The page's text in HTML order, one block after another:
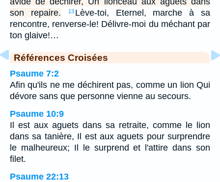
son repaire.
13 Lève-toi, Eternel, marche à sa
rencontre, renverse-le! Délivre-moi du méchant par
ton glaive!…
Références Croisées
Psaume 7:2
Afin qu'ils ne me déchirent pas, comme un lion Qui
dévore sans que personne vienne au secours.
Psaume 10:9
Il est aux aguets dans sa retraite, comme le lion
dans sa tanière, Il est aux aguets pour surprendre
le malheureux; Il le surprend et l'attire dans son
filet.
Psaume 22:13